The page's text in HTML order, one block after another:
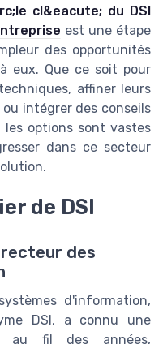
cl&eacute; du DSI
est une étape
des opportunités
eux. Que ce soit pour
affiner leurs
intégrer des conseils
options sont vastes
dans ce secteur
de DSI
des
d'information,
DSI, a connu une
au fil des années,